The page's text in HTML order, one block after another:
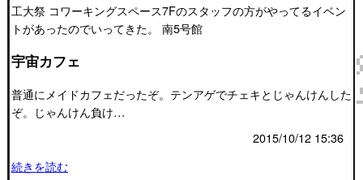
工大祭 コワーキングスペース7Fのスタッフの方がやってるイベン
トがあったのでいってきた。 南5号館
宇宙カフェ
普通にメイドカフェだったぞ。テンアゲでチェキとじゃんけんした
ぞ。じゃんけん負け…
2015/10/12 15:36
続きを読む